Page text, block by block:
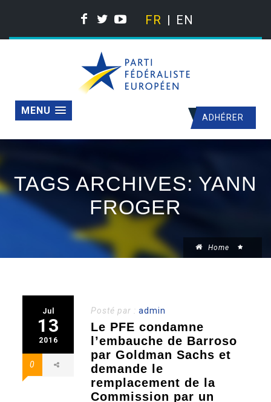
FR EN
ADHÉRER
MENU
TAGS ARCHIVES: YANN
FROGER
Home
Jul
13
2016
0
Posté par :admin
Le PFE condamne
l’embauche de Barroso
par Goldman Sachs et
demande le
remplacement de la
Commission par un